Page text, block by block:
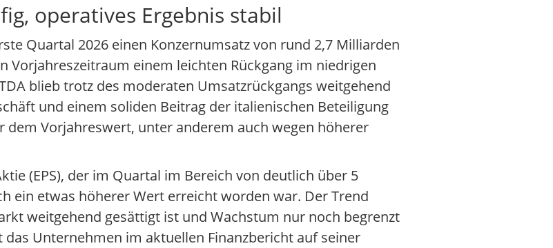
operatives Ergebnis stabil
Quartal 2026 einen Konzernumsatz von rund 2,7 Milliarden
Vorjahreszeitraum einem leichten Rückgang im niedrigen
blieb trotz des moderaten Umsatzrückgangs weitgehend
und einem soliden Beitrag der italienischen Beteiligung
Vorjahreswert, unter anderem auch wegen höherer
(EPS), der im Quartal im Bereich von deutlich über 5
ein etwas höherer Wert erreicht worden war. Der Trend
weitgehend gesättigt ist und Wachstum nur noch begrenzt
Unternehmen im aktuellen Finanzbericht auf seiner